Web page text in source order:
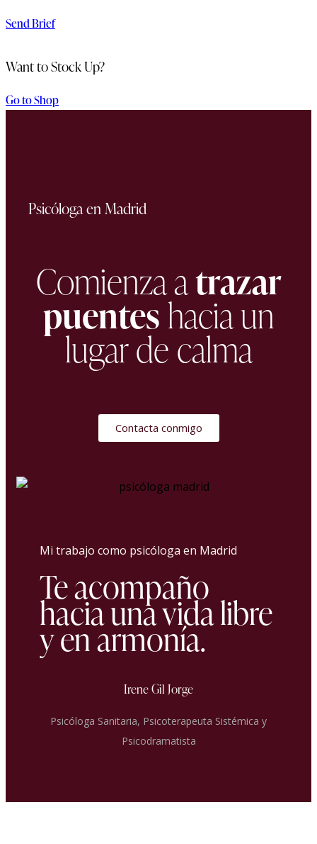
Send Brief
Want to Stock Up?
Go to Shop
Psicóloga en Madrid
Comienza atrazar
puenteshacia un
lugar de calma
Contacta conmigo
Mi trabajo como psicóloga en Madrid
Te acompaño
hacia una vida libre
y en armonía.
Irene Gil Jorge
Psicóloga Sanitaria, Psicoterapeuta Sistémica y
Psicodramatista